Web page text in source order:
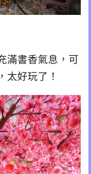
滿書香氣息，可
太好玩了！